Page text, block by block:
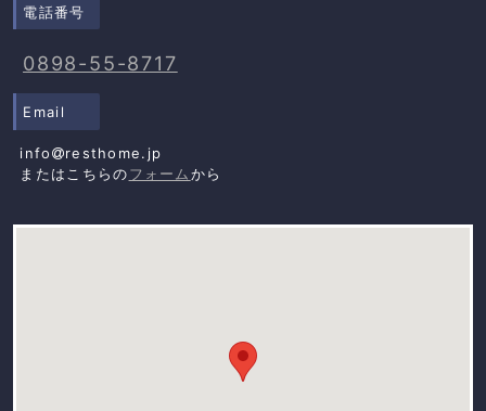
電話番号
0898-55-8717
Email
info
resthome.jp
またはこちらのフォームから